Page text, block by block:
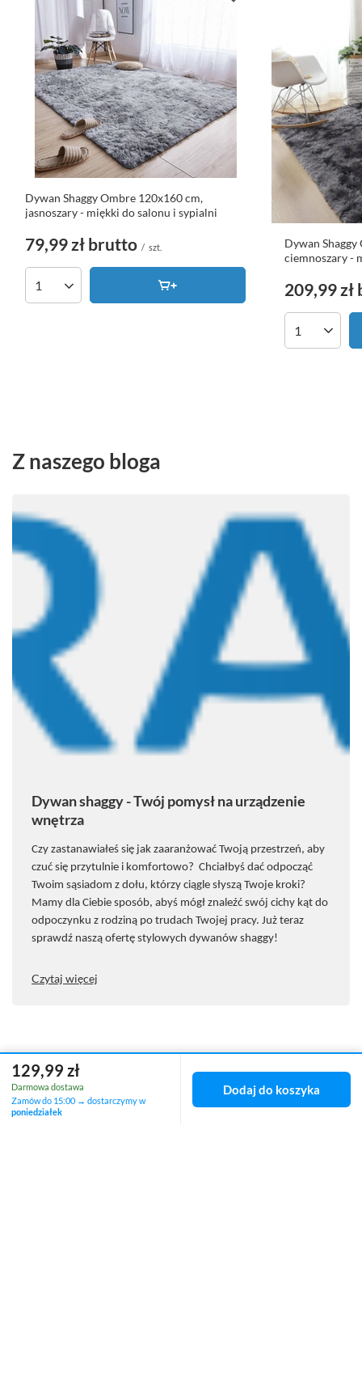
Dywan Shaggy Ombre 120x160 cm,
jasnoszary - miękki do salonu i sypialni
79,99 zł brutto / szt.
Ilość produktów
Dywan
ciemnoszary -
209,99 zł
Ilość
Z naszego bloga
Dywan shaggy - Twój pomysł na urządzenie
wnętrza
Czy zastanawiałeś się jak zaaranżować Twoją przestrzeń, aby
czuć się przytulnie i komfortowo? Chciałbyś dać odpocząć
Twoim sąsiadom z dołu, którzy ciągle słyszą Twoje kroki?
Mamy dla Ciebie sposób, abyś mógł znaleźć swój cichy kąt do
odpoczynku z rodziną po trudach Twojej pracy. Już teraz
sprawdź naszą ofertę stylowych dywanów shaggy!
Czytaj więcej
Zamówienia
129,99 zł
Darmowa dostawa
Zamów do 15:00 → dostarczymy w
poniedziałek
Dodaj do koszyka